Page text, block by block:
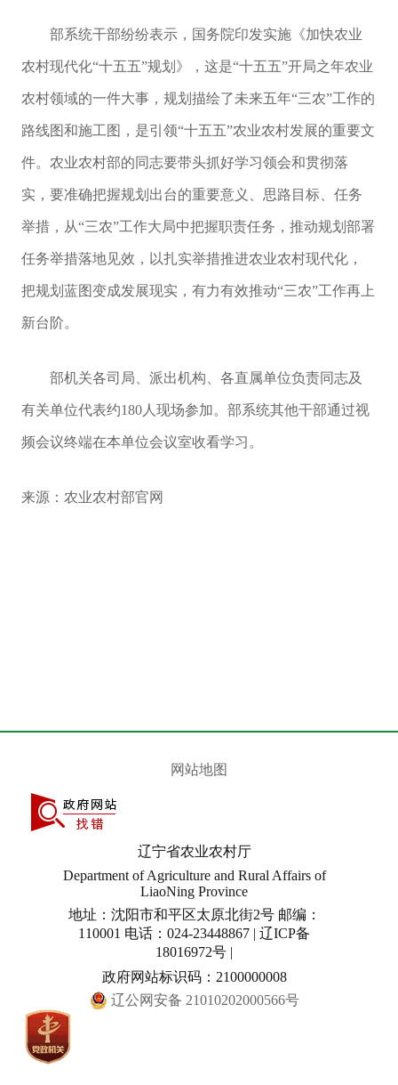
部系统干部纷纷表示，国务院印发实施《加快农业
农村现代化“十五五”规划》，这是“十五五”开局之年农业
农村领域的一件大事，规划描绘了未来五年“三农”工作的
路线图和施工图，是引领“十五五”农业农村发展的重要文
件。农业农村部的同志要带头抓好学习领会和贯彻落
实，要准确把握规划出台的重要意义、思路目标、任务
举措，从“三农”工作大局中把握职责任务，推动规划部署
任务举措落地见效，以扎实举措推进农业农村现代化，
把规划蓝图变成发展现实，有力有效推动“三农”工作再上
新台阶。
部机关各司局、派出机构、各直属单位负责同志及
有关单位代表约180人现场参加。部系统其他干部通过视
频会议终端在本单位会议室收看学习。
来源：农业农村部官网
网站地图
辽宁省农业农村厅
Department of Agriculture and Rural Affairs of
LiaoNing Province
地址：沈阳市和平区太原北街2号 邮编：
110001 电话：024-23448867 | 辽ICP备
18016972号 |
政府网站标识码：2100000008
辽公网安备 21010202000566号